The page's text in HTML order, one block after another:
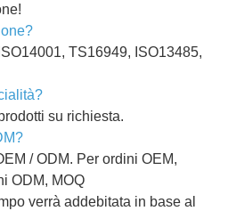
TS16949, ISO13485,
su richiesta.
/ ODM. Per ordini OEM,
ODM, MOQ
verrà addebitata in base al